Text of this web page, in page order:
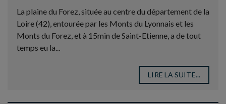
La plaine du Forez, située au centre du département de la
Loire (42), entourée par les Monts du Lyonnais et les
Monts du Forez, et à 15min de Saint-Etienne, a de tout
temps eu la...
LIRE LA SUITE...